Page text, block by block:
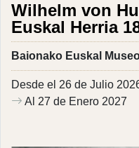
Wilhelm von
Euskal Herria
Baionako Euskal
Desde el 26 de Julio
Al 27 de Enero 2027